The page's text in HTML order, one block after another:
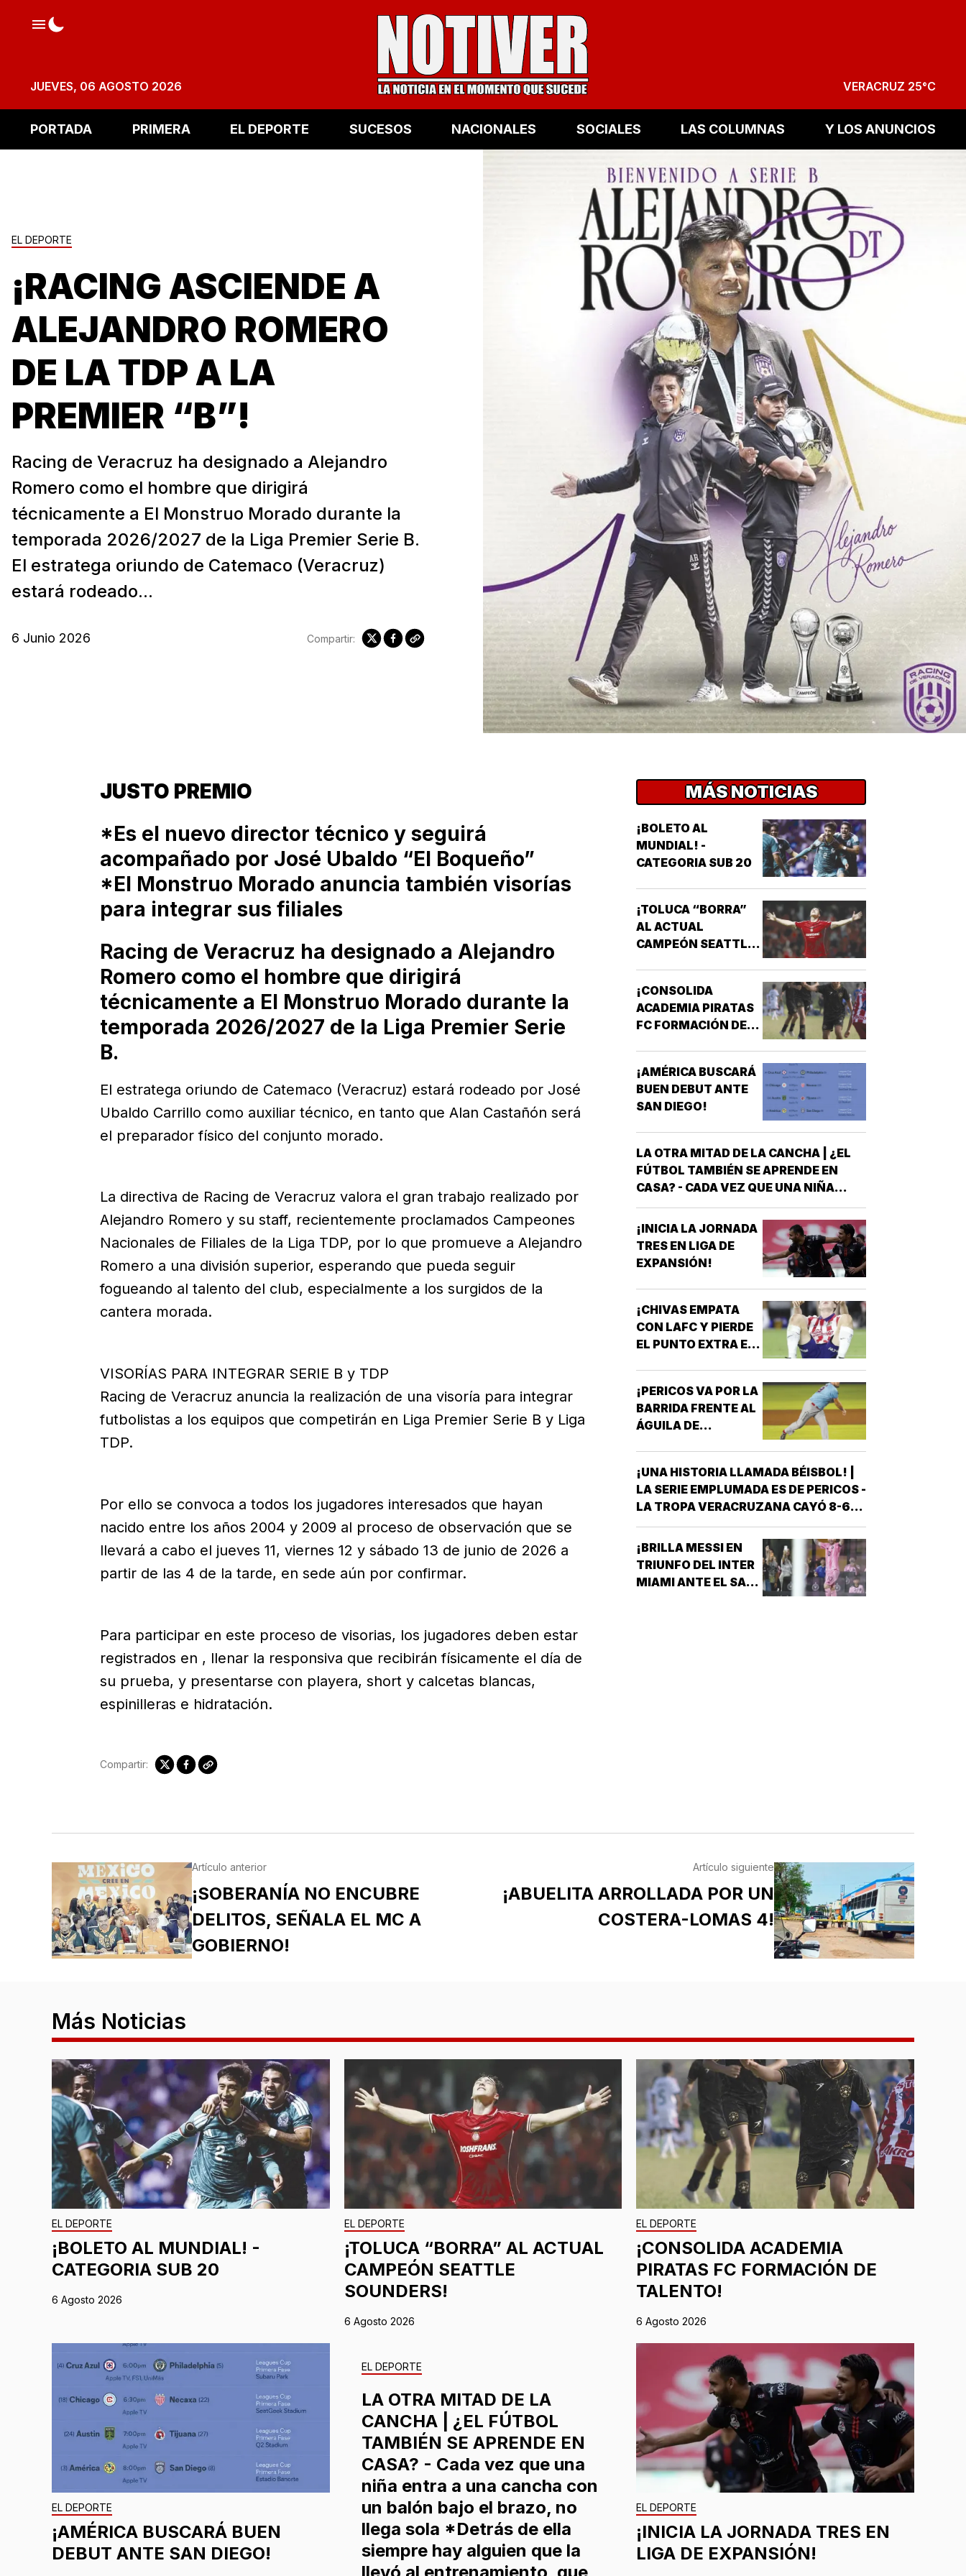
JUEVES, 06 AGOSTO 2026 VERACRUZ 25°C
PORTADA PRIMERA EL DEPORTE SUCESOS NACIONALES SOCIALES LAS COLUMNAS Y LOS ANUNCIOS
EL DEPORTE
¡RACING ASCIENDE A
ALEJANDRO ROMERO
DE LA TDP A LA
PREMIER “B”!
Racing de Veracruz ha designado a Alejandro
Romero como el hombre que dirigirá
técnicamente a El Monstruo Morado durante la
temporada 2026/2027 de la Liga Premier Serie B.
El estratega oriundo de Catemaco (Veracruz)
estará rodeado...
6 Junio 2026 Compartir:
JUSTO PREMIO
*Es el nuevo director técnico y seguirá
acompañado por José Ubaldo “El Boqueño”
*El Monstruo Morado anuncia también visorías
para integrar sus filiales
Racing de Veracruz ha designado a Alejandro
Romero como el hombre que dirigirá
técnicamente a El Monstruo Morado durante la
temporada 2026/2027 de la Liga Premier Serie
B.
El estratega oriundo de Catemaco (Veracruz) estará rodeado por José
Ubaldo Carrillo como auxiliar técnico, en tanto que Alan Castañón será
el preparador físico del conjunto morado.
La directiva de Racing de Veracruz valora el gran trabajo realizado por
Alejandro Romero y su staff, recientemente proclamados Campeones
Nacionales de Filiales de la Liga TDP, por lo que promueve a Alejandro
Romero a una división superior, esperando que pueda seguir
fogueando al talento del club, especialmente a los surgidos de la
cantera morada.
VISORÍAS PARA INTEGRAR SERIE B y TDP
Racing de Veracruz anuncia la realización de una visoría para integrar
futbolistas a los equipos que competirán en Liga Premier Serie B y Liga
TDP.
Por ello se convoca a todos los jugadores interesados que hayan
nacido entre los años 2004 y 2009 al proceso de observación que se
llevará a cabo el jueves 11, viernes 12 y sábado 13 de junio de 2026 a
partir de las 4 de la tarde, en sede aún por confirmar.
Para participar en este proceso de visorias, los jugadores deben estar
registrados en , llenar la responsiva que recibirán físicamente el día de
su prueba, y presentarse con playera, short y calcetas blancas,
espinilleras e hidratación.
Compartir:
MÁS NOTICIAS
¡BOLETO AL
MUNDIAL! -
CATEGORIA SUB 20
¡TOLUCA “BORRA”
AL ACTUAL
CAMPEÓN SEATTLE
¡CONSOLIDA
ACADEMIA PIRATAS
FC FORMACIÓN DE
¡AMÉRICA BUSCARÁ
BUEN DEBUT ANTE
SAN DIEGO!
LA OTRA MITAD DE LA CANCHA | ¿EL
FÚTBOL TAMBIÉN SE APRENDE EN
CASA? - CADA VEZ QUE UNA NIÑA
ENTRA A UNA CANCHA CON UN BALÓN
BAJO EL BRAZO, NO LLEGA SOLA
*DETRÁS DE ELLA SIEMPRE HAY
ALGUIEN QUE LA LLEVÓ AL
ENTRENAMIENTO, QUE HIZO EL
ESFUERZO…
¡INICIA LA JORNADA
TRES EN LIGA DE
EXPANSIÓN!
¡CHIVAS EMPATA
CON LAFC Y PIERDE
EL PUNTO EXTRA EN
¡PERICOS VA POR LA
BARRIDA FRENTE AL
ÁGUILA DE
¡UNA HISTORIA LLAMADA BÉISBOL! |
LA SERIE EMPLUMADA ES DE PERICOS -
LA TROPA VERACRUZANA CAYÓ 8-6
ANTE LOS PERICOS DE PUEBLA EN EL
SEGUNDO JUEGO DE LA ÚLTIMA SERIE
DE LA TEMPORADA REGULAR EN EL
ESTADIO HERMANOS SERDÁN, CON LO
QUE LOS POBLANOS…
¡BRILLA MESSI EN
TRIUNFO DEL INTER
MIAMI ANTE EL SAN
Artículo anterior
¡SOBERANÍA NO ENCUBRE
DELITOS, SEÑALA EL MC A
GOBIERNO!
Artículo siguiente
¡ABUELITA ARROLLADA POR UN
COSTERA-LOMAS 4!
Más Noticias
EL DEPORTE
¡BOLETO AL MUNDIAL! -
CATEGORIA SUB 20
6 Agosto 2026
EL DEPORTE
¡TOLUCA “BORRA” AL ACTUAL
CAMPEÓN SEATTLE
SOUNDERS!
6 Agosto 2026
EL DEPORTE
¡CONSOLIDA ACADEMIA
PIRATAS FC FORMACIÓN DE
TALENTO!
6 Agosto 2026
EL DEPORTE
¡AMÉRICA BUSCARÁ BUEN
DEBUT ANTE SAN DIEGO!
EL DEPORTE
LA OTRA MITAD DE LA
CANCHA | ¿EL FÚTBOL
TAMBIÉN SE APRENDE EN
CASA? - Cada vez que una
niña entra a una cancha con
un balón bajo el brazo, no
llega sola *Detrás de ella
siempre hay alguien que la
EL DEPORTE
¡INICIA LA JORNADA TRES EN
LIGA DE EXPANSIÓN!